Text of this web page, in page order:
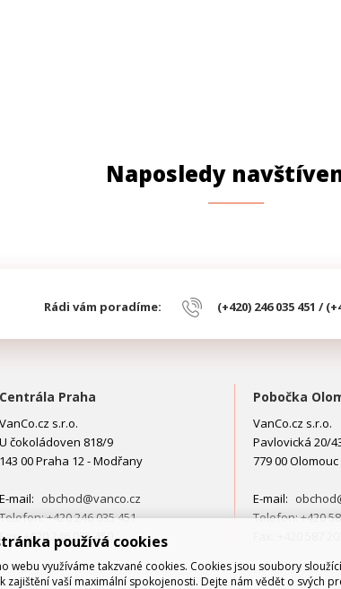
Naposledy
Rádi vám poradíme: (+420) 246 035 451 /
Centrála Praha
VanCo.cz s.r.o.
U čokoládoven 818/9
143 00 Praha 12 - Modřany
E-mail: obchod@vanco.cz
+420 246 035 451
+420 246 035 450
Pobočka
VanCo.cz s.r.o.
Pavlovická 20/
779 00 Olomouc
E-mail:
Telefon: +420
používá cookies
webu využíváme takzvané cookies. Cookies jsou soubory
zajištění vaší maximální spokojenosti. Dejte nám vědět o svých